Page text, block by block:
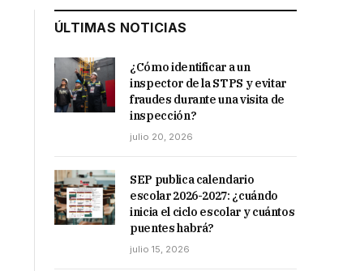
ÚLTIMAS NOTICIAS
¿Cómo identificar a un
inspector de la STPS y evitar
fraudes durante una visita de
inspección?
julio 20, 2026
SEP publica calendario
escolar 2026-2027: ¿cuándo
inicia el ciclo escolar y cuántos
puentes habrá?
julio 15, 2026